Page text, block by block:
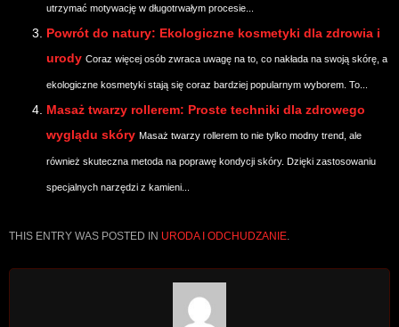
utrzymać motywację w długotrwałym procesie...
Powrót do natury: Ekologiczne kosmetyki dla zdrowia i
urody Coraz więcej osób zwraca uwagę na to, co nakłada na swoją skórę, a
ekologiczne kosmetyki stają się coraz bardziej popularnym wyborem. To...
Masaż twarzy rollerem: Proste techniki dla zdrowego
wyglądu skóry Masaż twarzy rollerem to nie tylko modny trend, ale
również skuteczna metoda na poprawę kondycji skóry. Dzięki zastosowaniu
specjalnych narzędzi z kamieni...
THIS ENTRY WAS POSTED IN URODA I ODCHUDZANIE.